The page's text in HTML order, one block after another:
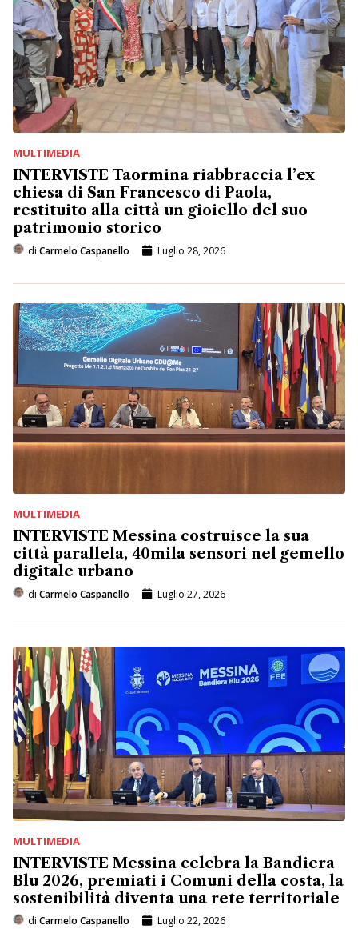
MULTIMEDIA
INTERVISTE Taormina riabbraccia l’ex
chiesa di San Francesco di Paola,
restituito alla città un gioiello del suo
patrimonio storico
di Carmelo Caspanello Luglio 28, 2026
MULTIMEDIA
INTERVISTE Messina costruisce la sua
città parallela, 40mila sensori nel gemello
digitale urbano
di Carmelo Caspanello Luglio 27, 2026
MULTIMEDIA
INTERVISTE Messina celebra la Bandiera
Blu 2026, premiati i Comuni della costa, la
sostenibilità diventa una rete territoriale
di Carmelo Caspanello Luglio 22, 2026